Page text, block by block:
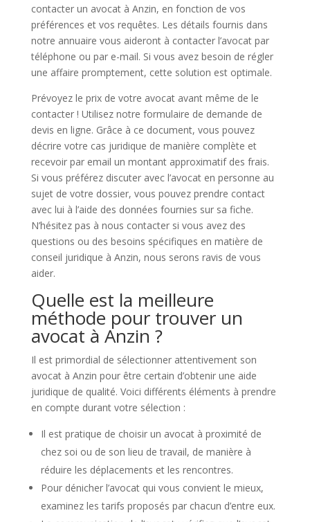
contacter un avocat à Anzin, en fonction de vos
préférences et vos requêtes. Les détails fournis dans
notre annuaire vous aideront à contacter l’avocat par
téléphone ou par e-mail. Si vous avez besoin de régler
une affaire promptement, cette solution est optimale.
Prévoyez le prix de votre avocat avant même de le
contacter ! Utilisez notre formulaire de demande de
devis en ligne. Grâce à ce document, vous pouvez
décrire votre cas juridique de manière complète et
recevoir par email un montant approximatif des frais.
Si vous préférez discuter avec l’avocat en personne au
sujet de votre dossier, vous pouvez prendre contact
avec lui à l’aide des données fournies sur sa fiche.
N’hésitez pas à nous contacter si vous avez des
questions ou des besoins spécifiques en matière de
conseil juridique à Anzin, nous serons ravis de vous
aider.
Quelle est la meilleure
méthode pour trouver un
avocat à Anzin ?
Il est primordial de sélectionner attentivement son
avocat à Anzin pour être certain d’obtenir une aide
juridique de qualité. Voici différents éléments à prendre
en compte durant votre sélection :
Il est pratique de choisir un avocat à proximité de
chez soi ou de son lieu de travail, de manière à
réduire les déplacements et les rencontres.
Pour dénicher l’avocat qui vous convient le mieux,
examinez les tarifs proposés par chacun d’entre eux.